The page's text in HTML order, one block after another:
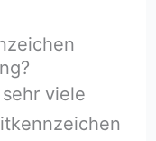
viele